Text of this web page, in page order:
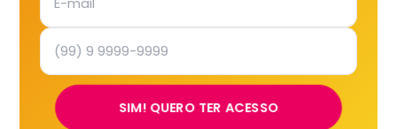
SIM! QUERO TER ACESSO